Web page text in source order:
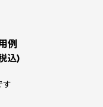
例
込)
す